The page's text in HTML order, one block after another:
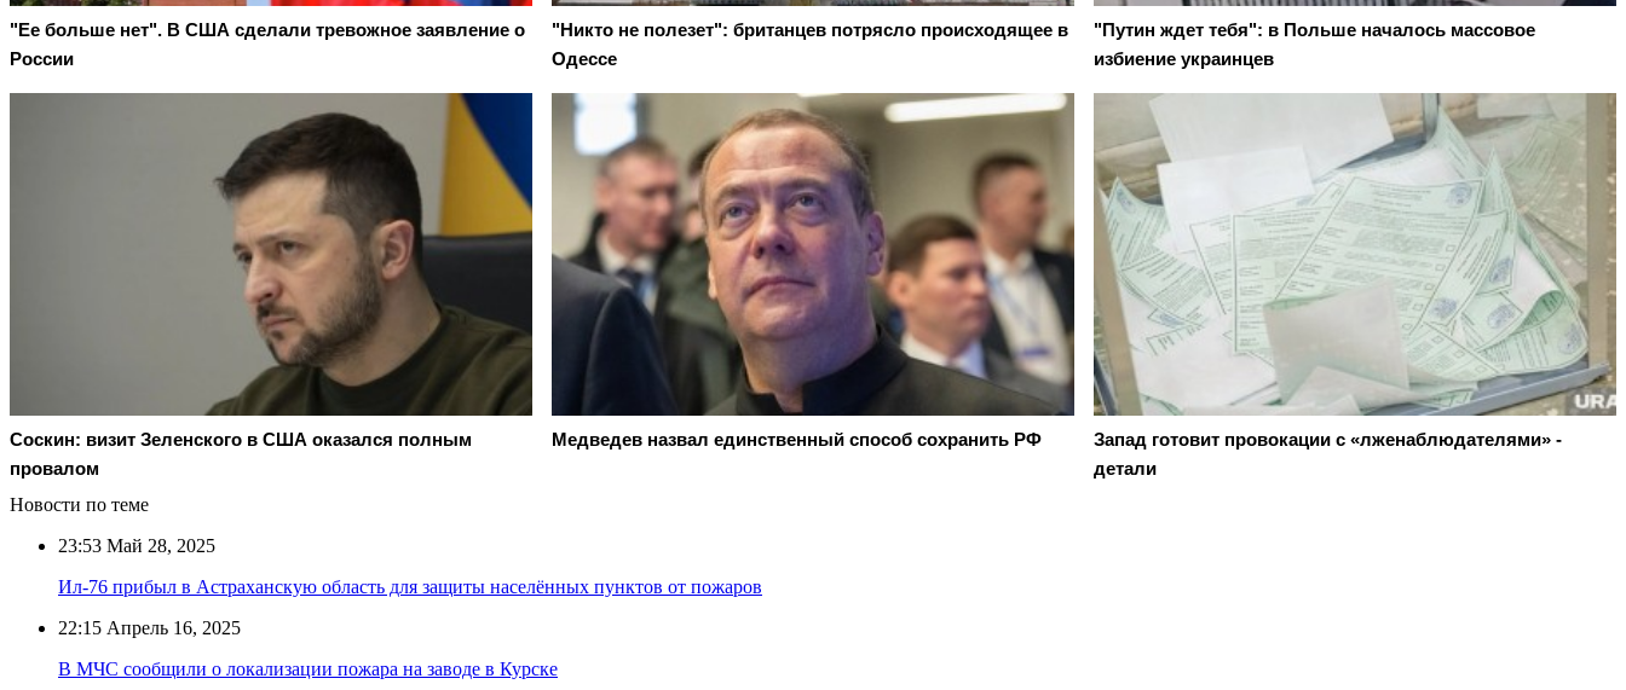
"Ее больше нет". В США сделали тревожное заявление о
России
"Никто не полезет": британцев потрясло происходящее в
Одессе
"Путин ждет тебя": в Польше началось массовое
избиение украинцев
Соскин: визит Зеленского в США оказался полным
провалом
Медведев назвал единственный способ сохранить РФ
Запад готовит провокации с «лженаблюдателями» -
детали
Новости по теме
23:53 Май 28, 2025
Ил-76 прибыл в Астраханскую область для защиты населённых пунктов от пожаров
22:15 Апрель 16, 2025
В МЧС сообщили о локализации пожара на заводе в Курске